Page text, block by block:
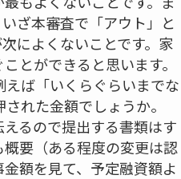
ざ本審査で「アウト」と
によくないことです。家
とができると思います。
ば「いくらぐらいまでな
れた金額でしょうか。
るので提出する書類はす
要（ある程度の変更は認
額を見て、予定融資額よ